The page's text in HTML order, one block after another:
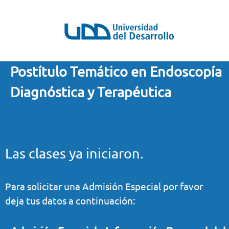
Postítulo Temático en Endoscopía
Diagnóstica y Terapéutica
Las clases ya iniciaron.
Para solicitar una Admisión Especial por favor
deja tus datos a continuación: